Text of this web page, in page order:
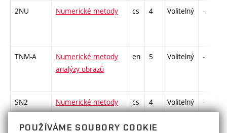
2NU Numerické metody cs 4 Volitelný -
TNM-A
Numerické metody
analýzy obrazů
en 5 Volitelný -
SN2
Numerické metody
II
cs 4 Volitelný -
POUŽÍVÁME SOUBORY COOKIE